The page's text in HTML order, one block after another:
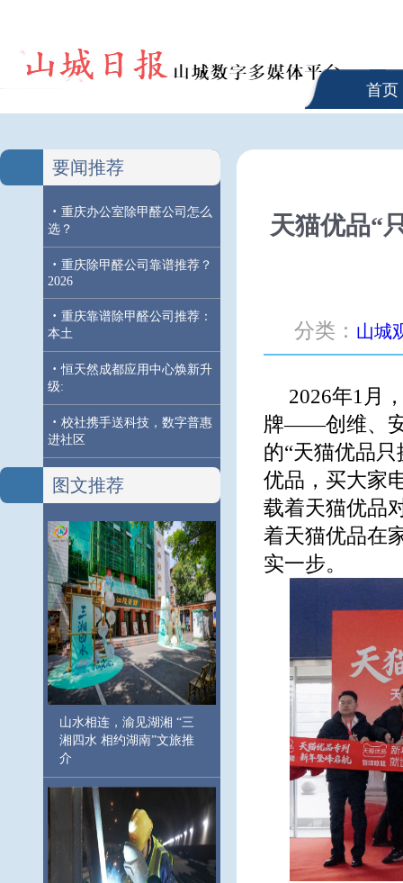
首页
要闻推荐
· 重庆办公室除甲醛公司怎么
选？
· 重庆除甲醛公司靠谱推荐？
2026
· 重庆靠谱除甲醛公司推荐：
本土
· 恒天然成都应用中心焕新升
级:
· 校社携手送科技，数字普惠
进社区
图文推荐
山水相连，渝见湖湘 “三
湘四水 相约湖南”文旅推
介
天猫优品“
分类： 山城
2026年1月
牌——创维、安
的“天猫优品
优品，买大家
载着天猫优品
着天猫优品在
实一步。